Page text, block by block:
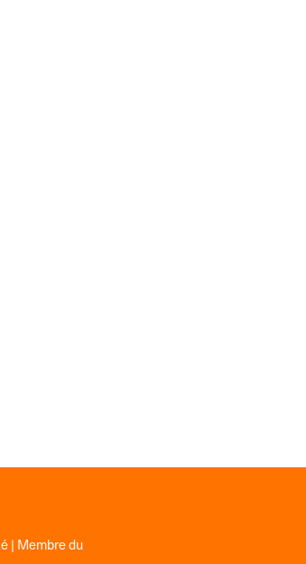
| Membre du